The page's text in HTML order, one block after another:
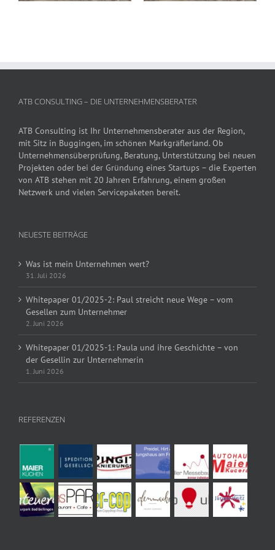
ATB CONSULTING – DIE UNTERNEHMENSBERATER
ATB Consulting ist Ihr Unternehmensberater aus der Region,
mit Sitz in Buggingen, im schönen Markgräflerland. Ob
Unternehmensüberprüfung, Beratung, Unterstützung bei neuen
Projekten oder bei der Gründung eines Startups – die Experten
von ATB stehen mit 20 Jahren Erfahrung, einem großen
Netzwerk und vielen Servicepaketen bereit.
NEUESTE BEITRÄGE
Was ist mein Unternehmen wert?
31. Juli 2026
Whitepaper 01/2025-2: Paul streicht neue Wege – vom
Gesellen zum Unternehmer
2. Juni 2026
Whitepaper 01/2025-1: Paula und ihre Geschichte – von
der Gesellin zur Unternehmerin
1. Juni 2026
REFERENZEN